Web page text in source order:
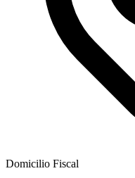
Domicilio Fiscal